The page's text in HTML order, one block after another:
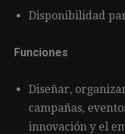
Disponibilidad
Funciones
Diseñar,
campañas,
innovación y el